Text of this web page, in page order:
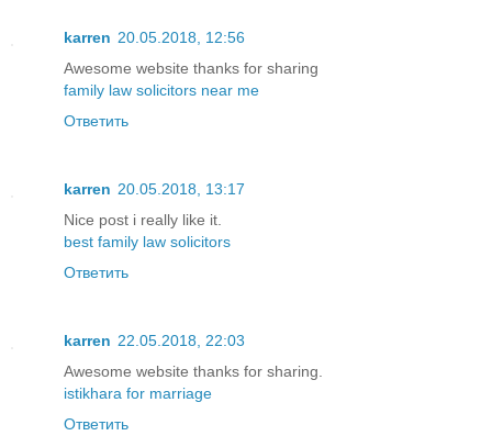
karren 20.05.2018, 12:56
Awesome website thanks for sharing
family law solicitors near me
Ответить
karren 20.05.2018, 13:17
Nice post i really like it.
best family law solicitors
Ответить
karren 22.05.2018, 22:03
Awesome website thanks for sharing.
istikhara for marriage
Ответить